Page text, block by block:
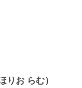
りお らむ）